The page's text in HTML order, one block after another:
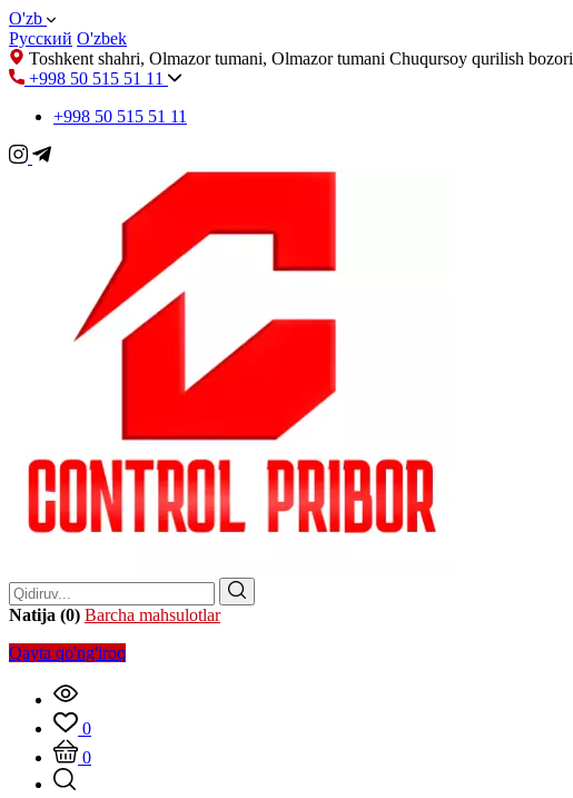
O'zb
Русский O'zbek
Toshkent shahri, Olmazor tumani, Olmazor tumani Chuqursoy qurilish bozori
+998 50 515 51 11
+998 50 515 51 11
Natija (0) Barcha mahsulotlar
Qayta qo'ng'iroq
0
0